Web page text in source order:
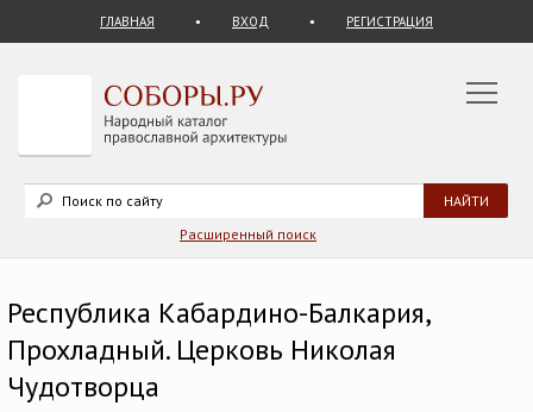
ГЛАВНАЯ ВХОД РЕГИСТРАЦИЯ
Расширенный поиск
Республика Кабардино-Балкария,
Прохладный. Церковь Николая
Чудотворца